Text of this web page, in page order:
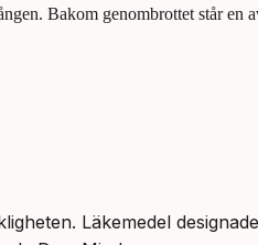
Bakom genombrottet står
Läkemedel